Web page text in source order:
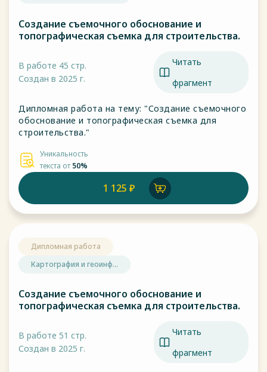
Создание съемочного обоснование и
топографическая съемка для строительства.
В работе 45 стр.
Создан в 2025 г.
Читать
фрагмент
Дипломная работа на тему: "Создание съемочного
обоснование и топографическая съемка для
строительства."
Уникальность
текста от 50%
1 125 ₽
Дипломная работа
Картография и геоинф...
Создание съемочного обоснование и
топографическая съемка для строительства.
В работе 51 стр.
Создан в 2025 г.
Читать
фрагмент